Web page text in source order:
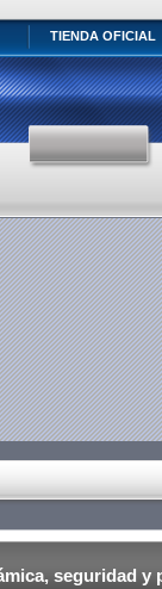
TIENDA OFICIAL
seguridad y